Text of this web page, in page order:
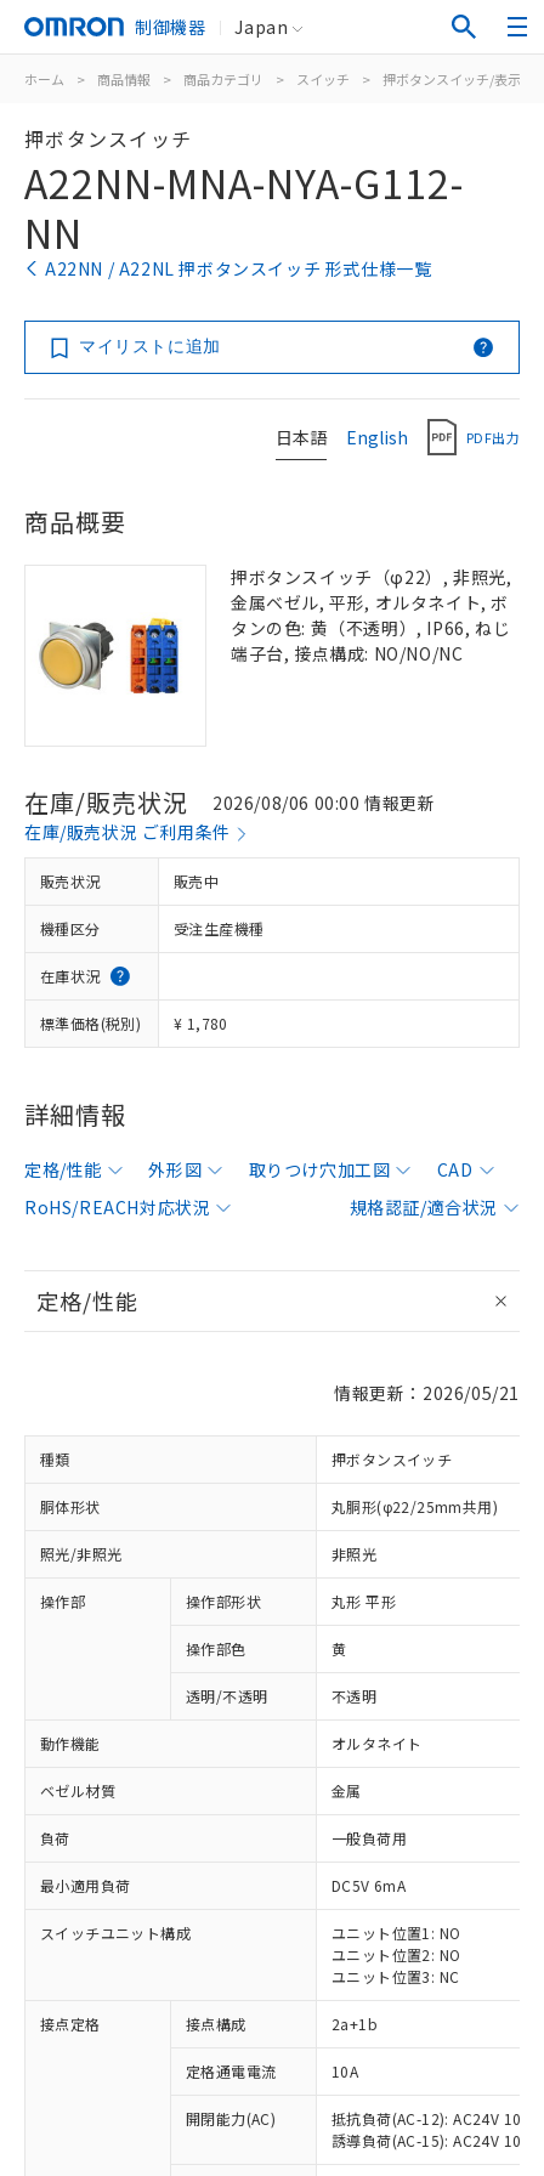
制御機器 Japan
ホーム > 商品情報 > 商品カテゴリ > スイッチ > 押ボタンスイッチ/表示灯
押ボタンスイッチ
A22NN-MNA-NYA-G112-
NN
A22NN / A22NL 押ボタンスイッチ 形式仕様一覧
マイリストに追加
日本語 English PDF出力
商品概要
押ボタンスイッチ（φ22）, 非照光,
金属ベゼル, 平形, オルタネイト, ボ
タンの色: 黄（不透明）, IP66, ねじ
端子台, 接点構成: NO/NO/NC
在庫/販売状況
2026/08/06 00:00 情報更新
在庫/販売状況 ご利用条件
販売状況 販売中
機種区分 受注生産機種
在庫状況
標準価格(税別) ¥ 1,780
詳細情報
定格/性能 外形図 取りつけ穴加工図
CAD
RoHS/REACH対応状況
規格認証/適合状況
定格/性能
情報更新：2026/05/21
種類 押ボタンスイッチ
胴体形状 丸胴形(φ22/25mm共用)
照光/非照光 非照光
操作部 操作部形状 丸形 平形
操作部色 黄
透明/不透明 不透明
動作機能 オルタネイト
ベゼル材質 金属
負荷 一般負荷用
最小適用負荷 DC5V 6mA
スイッチユニット構成
ユニット位置1: NO
ユニット位置2: NO
ユニット位置3: NC
接点定格 接点構成 2a+1b
定格通電電流 10A
開閉能力(AC)
抵抗負荷(AC-12): AC24V 10A/
誘導負荷(AC-15): AC24V
※1 対応状況
対応済み：EU RoHS指令（10物質）の
非含有に対応した製品が提供可能な商品で
対応予定：EU RoHS指令（10物質）の非含